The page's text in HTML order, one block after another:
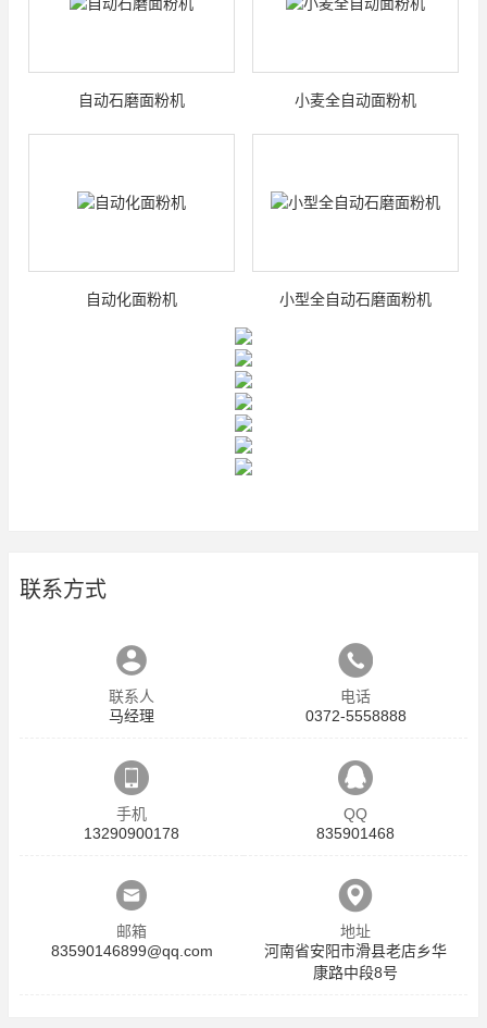
自动石磨面粉机 小麦全自动面粉机
自动化面粉机 小型全自动石磨面粉机
联系方式
联系人
马经理
电话
0372-5558888
手机
13290900178
QQ
835901468
邮箱
83590146899@qq.com
地址
河南省安阳市滑县老店乡华
康路中段8号